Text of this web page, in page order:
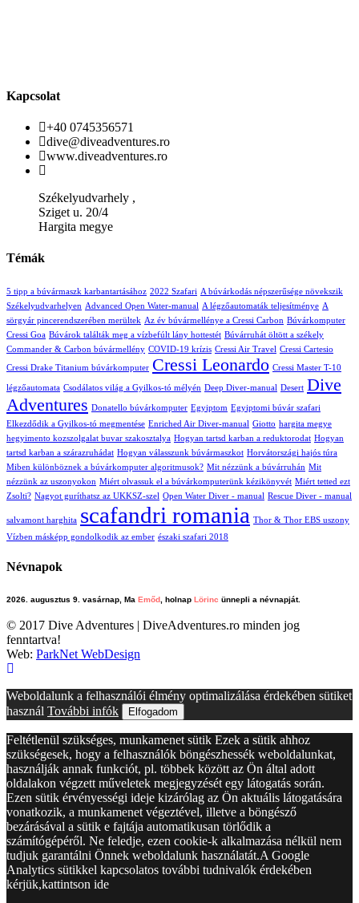
Kapcsolat
+40 0745356571
dive@diveadventures.ro
www.diveadventures.ro
Székelyudvarhely ,
Sziget u. 20/4
Hargita megye
Témák
5 tipp a búvármaszk karbantartásához 2022 Szafari A búvárkodás népszerűsége növekszik
Székelyudvarhelyen Advanced Open Water-manual A légzőautomaták teljesítménye A
sörgyár pincerendszerében merültek Az év búvármellénye a Cressi Carbon Búvárkomputer
Cressi Goa Búvárok találták meg a vízbefúlt lány hottestét Búvárruhát öltött a székely
Commander & Carbon búvármellény COVID-19 krízis Cressi Air Travel Cressi Cartesio
Cressi Drake Titanium búvárkomputer Cressi Leonardo Cressi Master T-10
légzőautomata Csodálatos világ a Gyilkos-tó mélyén Deep Diver-manual Desert Dive
Adventures Donatello búvárkomputer Egyiptom Egyiptomi búvár szafari
Elkezdődik a Gyilkos-tó megmentése Enriched Air Diver-manual Giotto hargita megye
hegyimento kozszolgalat buvar szakosztalya Hogyan tartsd karban a reduktorodat Hogyan
tartsd karban a szárazruhádat Hogyan válasszunk búvármaszkot Horvátországi hajós túra
Miben különböznek a búvárkomputer algoritmusok? Mit nézzünk a búvárruhán Mit
nézzünk az uszonyokon Miért olvassuk el a búvárkomputerünk kézikönyvét Miért tetted ezt
Zsolti? Nagyot guríthatsz az UKKSZ-szel Open Water Diver - manual Rescue Diver - manual
salvamont harghita scafandri romania Thor & Thor EBS uszony
Vízben másképp gondolkodik az ember északi szafari 2018
Névnapok
2026. augusztus 9. vasárnap, Ma Emőd , holnap Lörinc ünnepli a névnapját.
© 2017 Dive Adventures | DiveAdventures.ro minden jog
fenntartva!
Web: ParkNet WebDesign
Weboldalunk a felhasználói élmény optimalizálása érdekében sütiket
használ További infók Elfogadom
Feltétlenül szükséges, munkamenet sütik Ezek a sütik ahhoz
szükségesek, hogy a felhasználók böngészhessék weboldalunkat,
használják annak funkciót, pl. többek között az Ön által adott
oldalakon végzett műveletek megjegyzését egy látogatás során.
Ezen sütik érvényességi ideje kizárólag az Ön aktuális látogatására
vonatkozik, a munkamenet végeztével, illetve a böngésző
bezárásával a sütik e fajtája automatikusan törlődik a
számítógépéről. Ne feledje, ezen cookie-k alkalmazása nélkül nem
tudjuk garantálni Önnek weboldalunk használatát.A Google
Analytics sütikkel kapcsolatos további tudnivalók érdekében
kérjük,kattintson ide